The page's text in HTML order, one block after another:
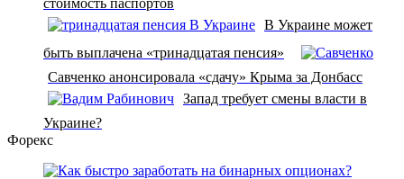
В Украине может
быть выплачена «тринадцатая пенсия»
Савченко анонсировала «сдачу» Крыма за Донбасс
Запад требует смены власти в
Украине?
Форекс